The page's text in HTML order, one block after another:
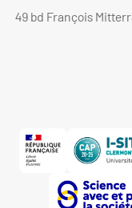
49 bd François